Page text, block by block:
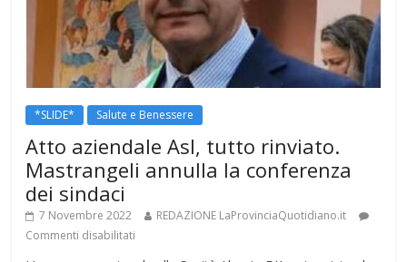
*SLIDE* Salute e Benessere
Atto aziendale Asl, tutto rinviato.
Mastrangeli annulla la conferenza
dei sindaci
7 Novembre 2022
REDAZIONE LaProvinciaQuotidiano.it
Commenti disabilitati